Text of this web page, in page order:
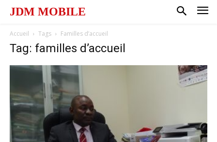
JDM MOBILE
Accueil Tags Familles d’accueil
Tag: familles d’accueil